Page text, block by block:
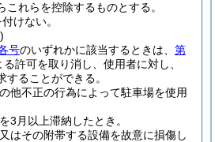
これらを控除するものとする。
けない。
号のいずれかに該当するときは、 第
許可を取り消し、使用者に対し、
ることができる。
他不正の行為によって駐車場を使用
3月以上滞納したとき。
はその附帯する設備を故意に損傷し